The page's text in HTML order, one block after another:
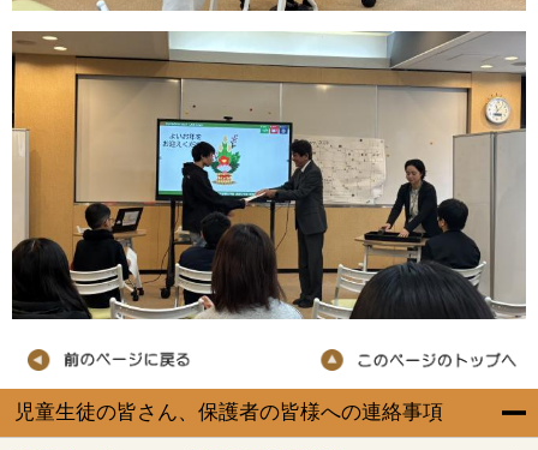
児童生徒の皆さん、保護者の皆様への連絡事項